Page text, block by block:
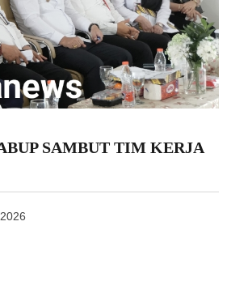
SAMBUT TIM KERJA